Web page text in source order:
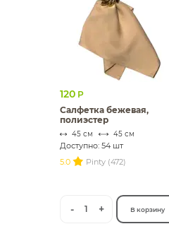
120 Р
Салфетка бежевая,
полиэстер
45 см 45 см
Доступно: 54 шт
5.0
Pinty (472)
- 1 + В корзину